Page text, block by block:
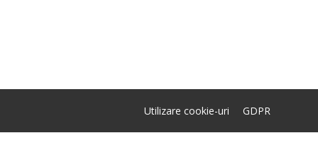
Utilizare cookie-uri GDPR